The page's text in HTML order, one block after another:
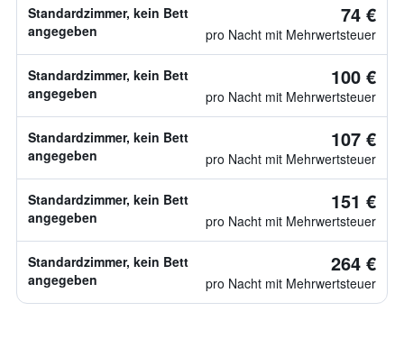
Standardzimmer, kein Bett
angegeben
74 €
pro Nacht mit Mehrwertsteuer
Standardzimmer, kein Bett
angegeben
100 €
pro Nacht mit Mehrwertsteuer
Standardzimmer, kein Bett
angegeben
107 €
pro Nacht mit Mehrwertsteuer
Standardzimmer, kein Bett
angegeben
151 €
pro Nacht mit Mehrwertsteuer
Standardzimmer, kein Bett
angegeben
264 €
pro Nacht mit Mehrwertsteuer